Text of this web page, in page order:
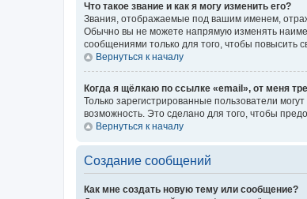
Что такое звание и как я могу изменить его?
Звания, отображаемые под вашим именем,
Обычно вы не можете напрямую изменять
сообщениями только для того, чтобы повысить
Вернуться к началу
Когда я щёлкаю по ссылке «email», от меня
Только зарегистрированные пользователи
возможность. Это сделано для того, чтобы
Вернуться к началу
Создание сообщений
Как мне создать новую тему или сообщение?